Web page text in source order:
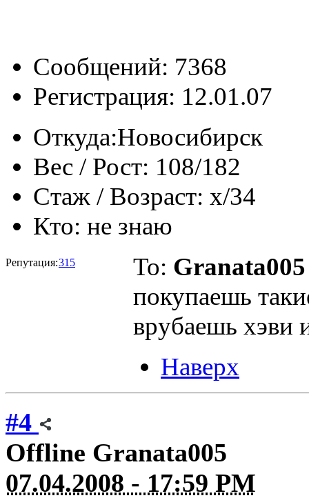
Сообщений: 7368
Регистрация: 12.01.07
Откуда:Новосибирск
Вес / Рост: 108/182
Стаж / Возраст: x/34
Кто: не знаю
Репутация:315 To: Granata005
покупаешь
врубаешь хэви
Наверх
#4
Offline Granata005
07.04.2008 - 17:59 PM